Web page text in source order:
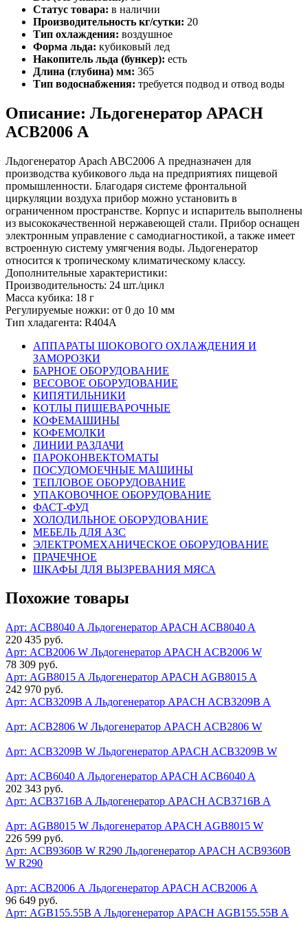
Статус товара: в наличии
Производительность кг/сутки: 20
Тип охлаждения: воздушное
Форма льда: кубиковый лед
Накопитель льда (бункер): есть
Длина (глубина) мм: 365
Тип водоснабжения: требуется подвод и отвод воды
Описание: Льдогенератор APACH
ACB2006 А
Льдогенератор Apach ABC2006 А предназначен для
производства кубикового льда на предприятиях пищевой
промышленности. Благодаря системе фронтальной
циркуляции воздуха прибор можно установить в
ограниченном пространстве. Корпус и испаритель выполнены
из высококачественной нержавеющей стали. Прибор оснащен
электронным управление с самодиагностикой, а также имеет
встроенную систему умягчения воды. Льдогенератор
относится к тропическому климатическому классу.
Дополнительные характеристики:
Производительность: 24 шт./цикл
Масса кубика: 18 г
Регулируемые ножки: от 0 до 10 мм
Тип хладагента: R404A
АППАРАТЫ ШОКОВОГО ОХЛАЖДЕНИЯ И
ЗАМОРОЗКИ
БАРНОЕ ОБОРУДОВАНИЕ
ВЕСОВОЕ ОБОРУДОВАНИЕ
КИПЯТИЛЬНИКИ
КОТЛЫ ПИЩЕВАРОЧНЫЕ
КОФЕМАШИНЫ
КОФЕМОЛКИ
ЛИНИИ РАЗДАЧИ
ПАРОКОНВЕКТОМАТЫ
ПОСУДОМОЕЧНЫЕ МАШИНЫ
ТЕПЛОВОЕ ОБОРУДОВАНИЕ
УПАКОВОЧНОЕ ОБОРУДОВАНИЕ
ФАСТ-ФУД
ХОЛОДИЛЬНОЕ ОБОРУДОВАНИЕ
МЕБЕЛЬ ДЛЯ АЗС
ЭЛЕКТРОМЕХАНИЧЕСКОЕ ОБОРУДОВАНИЕ
ПРАЧЕЧНОЕ
ШКАФЫ ДЛЯ ВЫЗРЕВАНИЯ МЯСА
Похожие товары
Арт: ACB8040 A Льдогенератор APACH ACB8040 A
220 435 руб.
Арт: ACB2006 W Льдогенератор APACH ACB2006 W
78 309 руб.
Арт: AGB8015 A Льдогенератор APACH AGB8015 A
242 970 руб.
Арт: ACB3209B A Льдогенератор APACH ACB3209B A
Арт: ACB2806 W Льдогенератор APACH ACB2806 W
Арт: ACB3209B W Льдогенератор APACH ACB3209B W
Арт: ACB6040 A Льдогенератор APACH ACB6040 A
202 343 руб.
Арт: ACB3716B A Льдогенератор APACH ACB3716B A
Арт: AGB8015 W Льдогенератор APACH AGB8015 W
226 599 руб.
Арт: ACB9360B W R290 Льдогенератор APACH ACB9360B
W R290
Арт: ACB2006 А Льдогенератор APACH ACB2006 А
96 649 руб.
Арт: AGB155.55B A Льдогенератор APACH AGB155.55B A